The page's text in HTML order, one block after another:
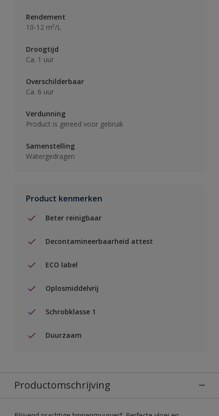
Rendement
10-12 m²/L
Droogtijd
Ca. 1 uur
Overschilderbaar
Ca. 6 uur
Verdunning
Product is gereed voor gebruik
Samenstelling
Watergedragen
Product kenmerken
Beter reinigbaar
Decontamineerbaarheid attest
ECO label
Oplosmiddelvrij
Schrobklasse 1
Duurzaam
Productomschrijving